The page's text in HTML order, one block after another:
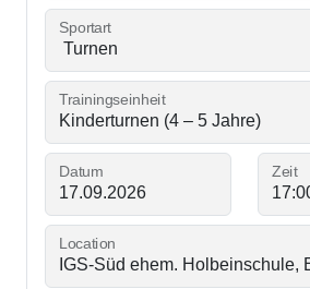
Sportart
Trainingseinheit
Datum Zeit
Location